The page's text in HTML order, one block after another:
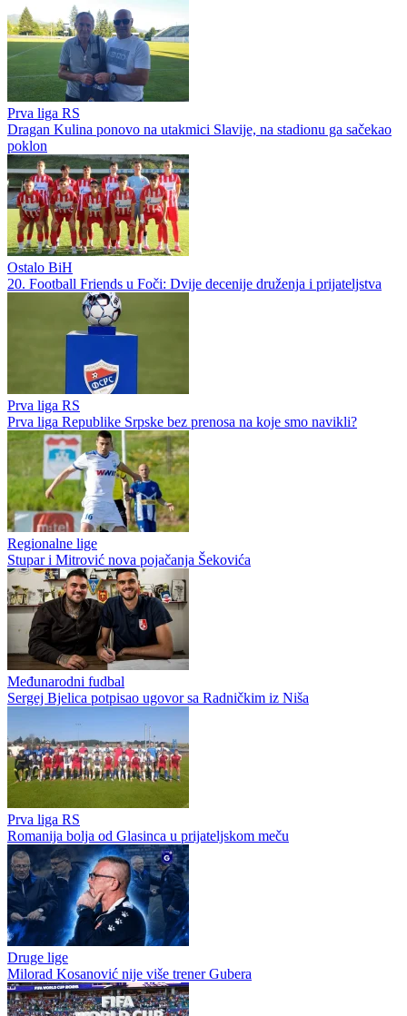
Prva liga RS
Dragan Kulina ponovo na utakmici Slavije, na stadionu ga sačekao
poklon
Ostalo BiH
20. Football Friends u Foči: Dvije decenije druženja i prijateljstva
Prva liga RS
Prva liga Republike Srpske bez prenosa na koje smo navikli?
Regionalne lige
Stupar i Mitrović nova pojačanja Šekovića
Međunarodni fudbal
Sergej Bjelica potpisao ugovor sa Radničkim iz Niša
Prva liga RS
Romanija bolja od Glasinca u prijateljskom meču
Druge lige
Milorad Kosanović nije više trener Gubera